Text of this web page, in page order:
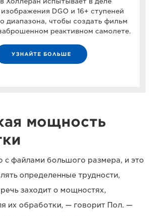
DGO и 16+ ступеней
диапазона, чтобы создать фильм
реактивном самолете.
УЗНАЙТЕ БОЛЬШЕ
мощность
с файлами большого размера, и это
определенные трудности,
заходит о мощностях,
их обработки, — говорит Пол. —